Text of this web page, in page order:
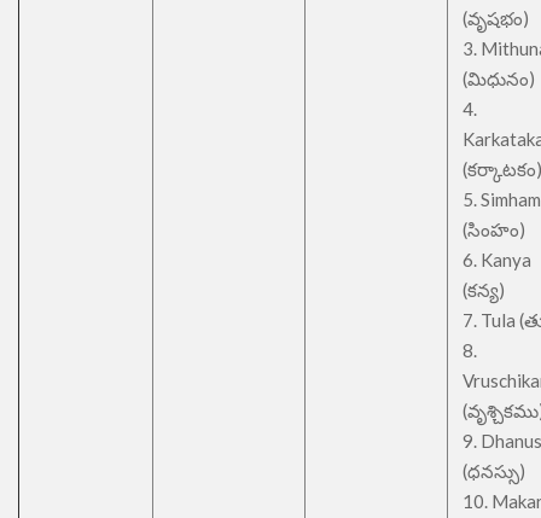
(వృషభం)
3.
(మిధునం)
4.
(కర్కాటకం)
5. Simham
(సింహం)
6. Kanya
(కన్య)
7. Tula
8.
9.
(ధనస్సు)
10.